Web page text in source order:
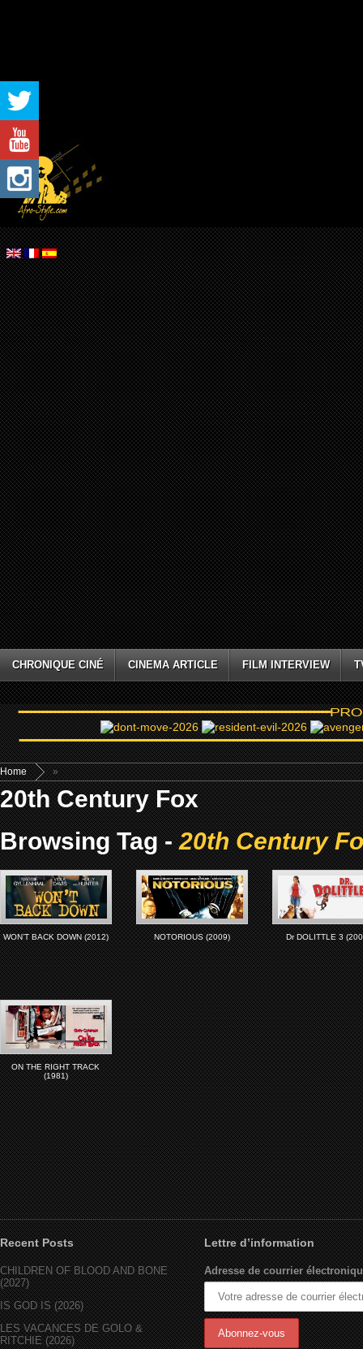
CHRONIQUE CINÉ CINEMA ARTICLE FILM INTERVIEW
Home »
20th Century Fox
Browsing Tag -20th Century
WON’T BACK DOWN (2012) NOTORIOUS (2009) Dr DOLITTLE 3
ON THE RIGHT TRACK
(1981)
Recent Posts
CHILDREN OF BLOOD AND BONE
(2027)
IS GOD IS (2026)
LES VACANCES DE GOLO &
RITCHIE (2026)
Lettre d’information
Adresse de courrier